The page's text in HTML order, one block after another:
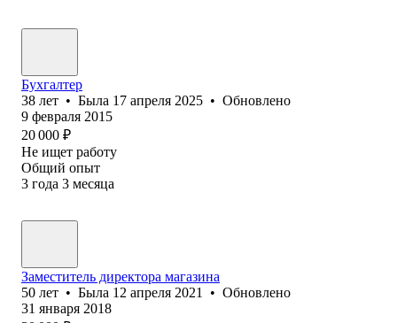
Бухгалтер
38 лет • Была 17 апреля 2025 • Обновлено
9 февраля 2015
20 000 ₽
Не ищет работу
Общий опыт
3 года 3 месяца
Заместитель директора магазина
50 лет • Была 12 апреля 2021 • Обновлено
31 января 2018